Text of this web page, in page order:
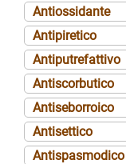
Antiossidante
Antipiretico
Antiputrefattivo
Antiscorbutico
Antiseborroico
Antisettico
Antispasmodico